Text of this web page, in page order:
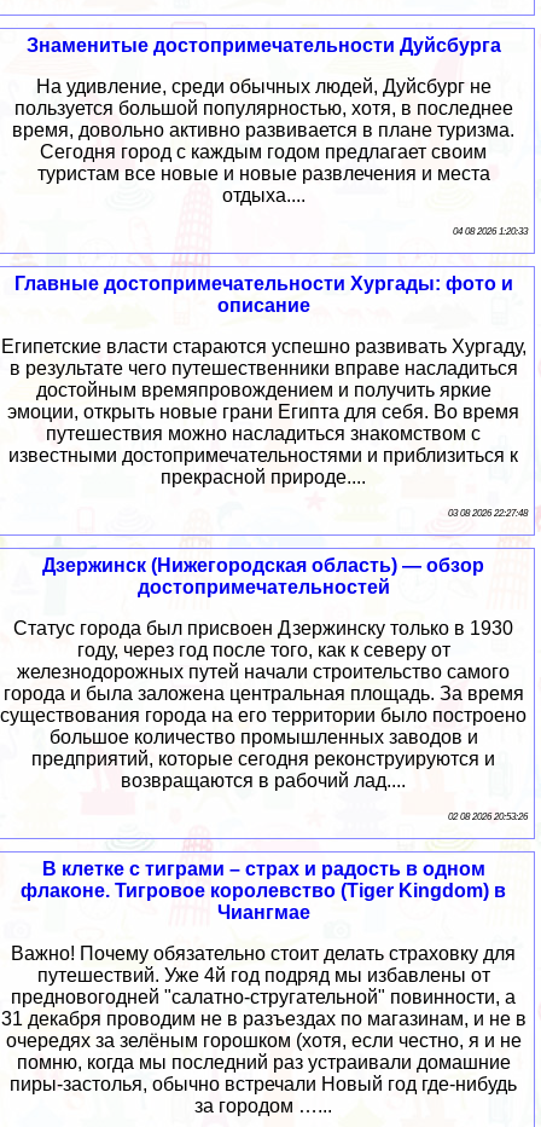
Знаменитые достопримечательности Дуйсбурга
На удивление, среди обычных людей, Дуйсбург не
пользуется большой популярностью, хотя, в последнее
время, довольно активно развивается в плане туризма.
Сегодня город с каждым годом предлагает своим
туристам все новые и новые развлечения и места
отдыха....
04 08 2026 1:20:33
Главные достопримечательности Хургады: фото и
описание
Египетские власти стараются успешно развивать Хургаду,
в результате чего путешественники вправе насладиться
достойным времяпровождением и получить яркие
эмоции, открыть новые грани Египта для себя. Во время
путешествия можно насладиться знакомством с
известными достопримечательностями и приблизиться к
прекрасной природе....
03 08 2026 22:27:48
Дзержинск (Нижегородская область) — обзор
достопримечательностей
Статус города был присвоен Дзержинску только в 1930
году, через год после того, как к северу от
железнодорожных путей начали строительство самого
города и была заложена центральная площадь. За время
существования города на его территории было построено
большое количество промышленных заводов и
предприятий, которые сегодня реконструируются и
возвращаются в рабочий лад....
02 08 2026 20:53:26
В клетке с тиграми – страх и радость в одном
флаконе. Тигровое королевство (Tiger Kingdom) в
Чиангмае
Важно! Почему обязательно стоит делать страховку для
путешествий. Уже 4й год подряд мы избавлены от
предновогодней "салатно-стругательной" повинности, а
31 декабря проводим не в разъездах по магазинам, и не в
очередях за зелёным горошком (хотя, если честно, я и не
помню, когда мы последний раз устраивали домашние
пиры-застолья, обычно встречали Новый год где-нибудь
за городом …...